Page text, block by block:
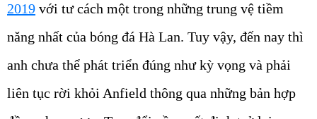
2019 với tư cách một trong những trung vệ tiềm
năng nhất của bóng đá Hà Lan. Tuy vậy, đến nay thì
anh chưa thể phát triển đúng như kỳ vọng và phải
liên tục rời khỏi Anfield thông qua những bản hợp